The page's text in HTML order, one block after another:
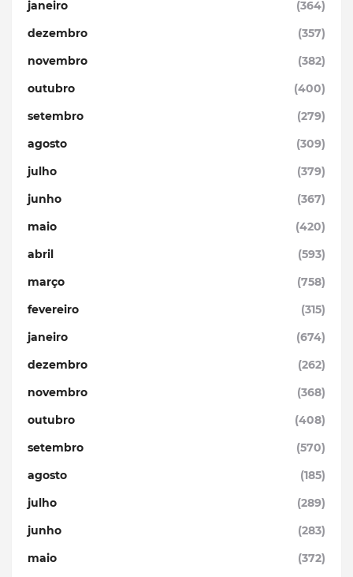
janeiro
(364)
dezembro
(357)
novembro
(382)
outubro
(400)
setembro
(279)
agosto
(309)
julho
(379)
junho
(367)
maio
(420)
abril
(593)
março
(758)
fevereiro
(315)
janeiro
(674)
dezembro
(262)
novembro
(368)
outubro
(408)
setembro
(570)
agosto
(185)
julho
(289)
junho
(283)
maio
(372)